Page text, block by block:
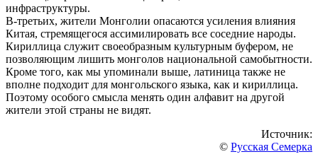
инфраструктуры.
В-третьих, жители Монголии опасаются усиления влияния
Китая, стремящегося ассимилировать все соседние народы.
Кириллица служит своеобразным культурным буфером, не
позволяющим лишить монголов национальной самобытности.
Кроме того, как мы упоминали выше, латиница также не
вполне подходит для монгольского языка, как и кириллица.
Поэтому особого смысла менять один алфавит на другой
жители этой страны не видят.
Источник:
© Русская Семерка